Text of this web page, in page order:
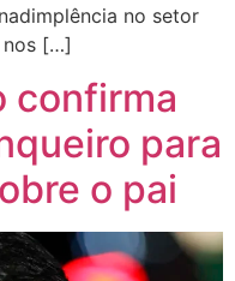
no setor
nos […]
confirma
para
o pai